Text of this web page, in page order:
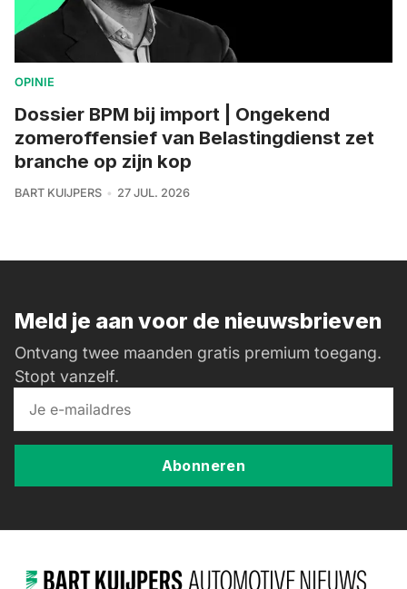
OPINIE
Dossier BPM bij import | Ongekend
zomeroffensief van Belastingdienst zet
branche op zijn kop
BART KUIJPERS 27 JUL. 2026
Meld je aan voor de nieuwsbrieven
Ontvang twee maanden gratis premium toegang.
Stopt vanzelf.
Abonneren